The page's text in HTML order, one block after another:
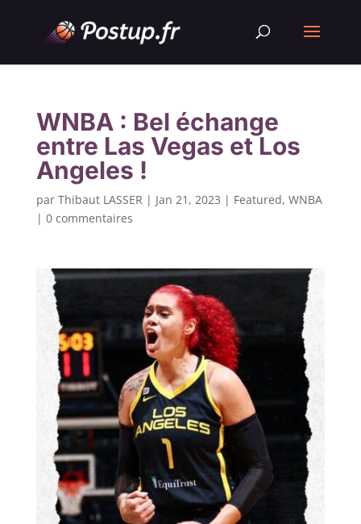
WNBA : Bel échange
entre Las Vegas et Los
Angeles !
par Thibaut LASSER | Jan 21, 2023 | Featured, WNBA
| 0 commentaires